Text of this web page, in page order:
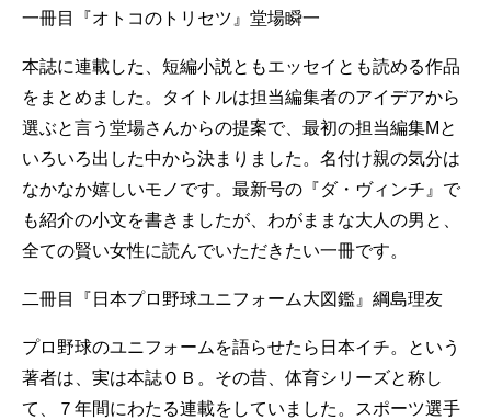
一冊目『オトコのトリセツ』堂場瞬一
本誌に連載した、短編小説ともエッセイとも読める作品
をまとめました。タイトルは担当編集者のアイデアから
選ぶと言う堂場さんからの提案で、最初の担当編集Mと
いろいろ出した中から決まりました。名付け親の気分は
なかなか嬉しいモノです。最新号の『ダ・ヴィンチ』で
も紹介の小文を書きましたが、わがままな大人の男と、
全ての賢い女性に読んでいただきたい一冊です。
二冊目『日本プロ野球ユニフォーム大図鑑』綱島理友
プロ野球のユニフォームを語らせたら日本イチ。という
著者は、実は本誌ＯＢ。その昔、体育シリーズと称し
て、７年間にわたる連載をしていました。スポーツ選手